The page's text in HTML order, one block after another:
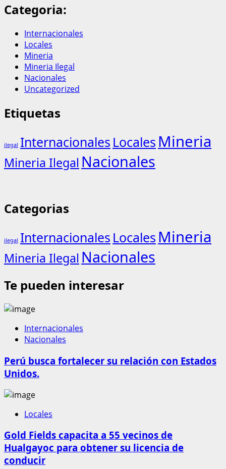
Categoria:
Internacionales
Locales
Mineria
Mineria Ilegal
Nacionales
Uncategorized
Etiquetas
ilegal Internacionales Locales Mineria
Mineria Ilegal Nacionales
Categorias
ilegal Internacionales Locales Mineria
Mineria Ilegal Nacionales
Te pueden interesar
Internacionales
Nacionales
Perú busca fortalecer su relación con Estados
Unidos.
Locales
Gold Fields capacita a 55 vecinos de
Hualgayoc para obtener su licencia de
conducir